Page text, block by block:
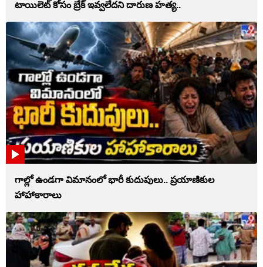
టాయిలెట్‌ కోసం బ్రేక్‌ ఇవ్వలేదని దారుణ హత్య..
గాల్లో ఉండగా విమానంలో భారీ కుదుపులు.. ప్రయాణికుల
హాహాకారాలు